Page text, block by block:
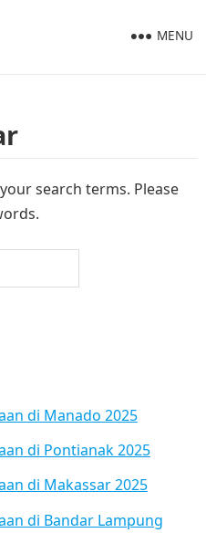
MENU
search terms. Please
di Manado 2025
di Pontianak 2025
di Makassar 2025
di Bandar Lampung